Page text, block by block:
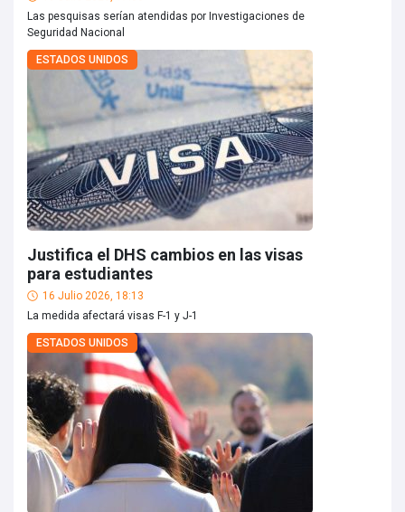
Las pesquisas serían atendidas por Investigaciones de
Seguridad Nacional
ESTADOS UNIDOS
Justifica el DHS cambios en las visas
para estudiantes
16 Julio 2026, 18:13
La medida afectará visas F-1 y J-1
ESTADOS UNIDOS